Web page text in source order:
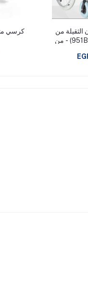
من
الصلب الفولازي (951B-56) - من